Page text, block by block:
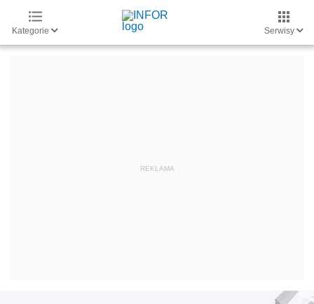
Kategorie Serwisy